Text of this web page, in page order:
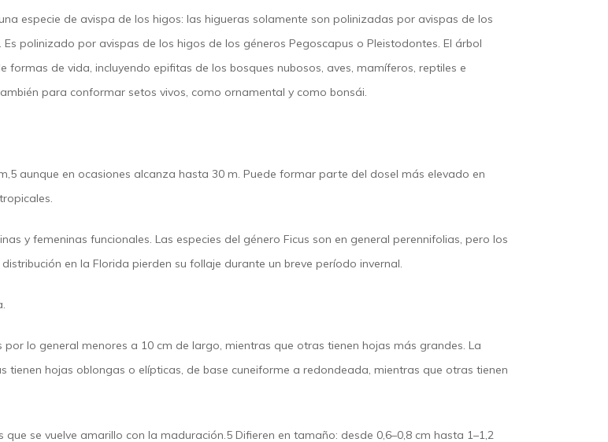
especie de avispa de los higos: las higueras solamente son polinizadas por avispas de los
polinizado por avispas de los higos de los géneros Pegoscapus o Pleistodontes. El árbol
de vida, incluyendo epifitas de los bosques nubosos, aves, mamíferos, reptiles e
para conformar setos vivos, como ornamental y como bonsái.
aunque en ocasiones alcanza hasta 30 m. Puede formar parte del dosel más elevado en
y femeninas funcionales.​ Las especies del género Ficus son en general perennifolias, pero los
en la Florida pierden su follaje durante un breve período invernal.
lo general menores a 10 cm de largo, mientras que otras tienen hojas más grandes. La
hojas oblongas o elípticas, de base cuneiforme a redondeada, mientras que otras tienen
se vuelve amarillo con la maduración.5​ Difieren en tamaño: desde 0,6–0,8 cm hasta 1–1,2